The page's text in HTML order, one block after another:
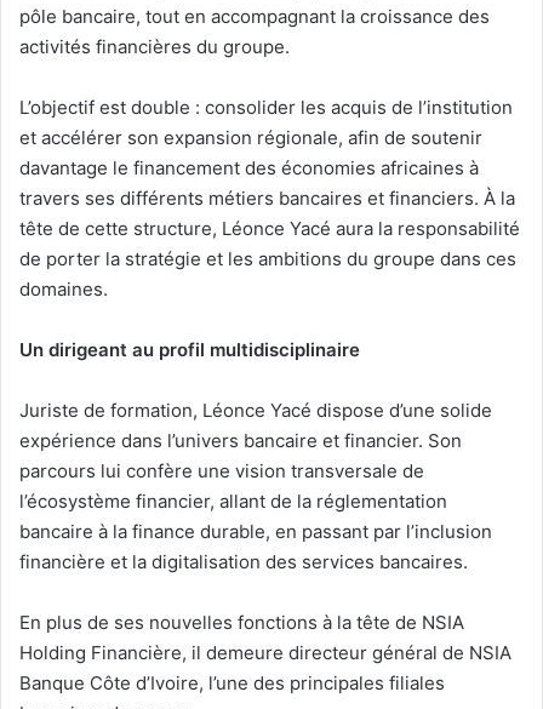
pôle bancaire, tout en accompagnant la croissance des
activités financières du groupe.
L’objectif est double : consolider les acquis de l’institution
et accélérer son expansion régionale, afin de soutenir
davantage le financement des économies africaines à
travers ses différents métiers bancaires et financiers. À la
tête de cette structure, Léonce Yacé aura la responsabilité
de porter la stratégie et les ambitions du groupe dans ces
domaines.
Un dirigeant au profil multidisciplinaire
Juriste de formation, Léonce Yacé dispose d’une solide
expérience dans l’univers bancaire et financier. Son
parcours lui confère une vision transversale de
l’écosystème financier, allant de la réglementation
bancaire à la finance durable, en passant par l’inclusion
financière et la digitalisation des services bancaires.
En plus de ses nouvelles fonctions à la tête de NSIA
Holding Financière, il demeure directeur général de NSIA
Banque Côte d’Ivoire, l’une des principales filiales